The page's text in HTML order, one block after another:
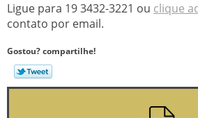
Ligue para 19 3432-3221 ou clique
contato por email.
Gostou? compartilhe!